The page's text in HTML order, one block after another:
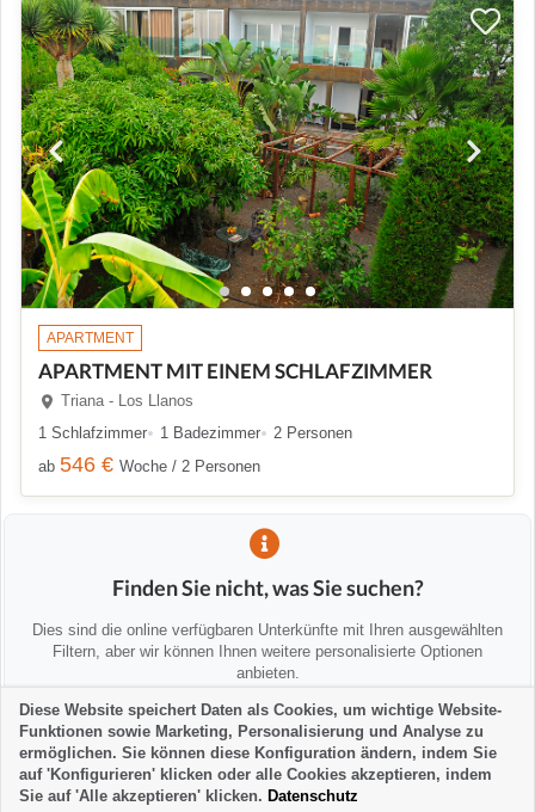
APARTMENT
APARTMENT MIT EINEM SCHLAFZIMMER
Triana - Los Llanos
1 Schlafzimmer
1 Badezimmer
2 Personen
ab 546 € Woche / 2 Personen
Finden Sie nicht, was Sie suchen?
Dies sind die online verfügbaren Unterkünfte mit Ihren ausgewählten
Filtern, aber wir können Ihnen weitere personalisierte Optionen
anbieten.
💡 Wir helfen Ihnen persönlich
Kontaktieren Sie uns, um Alternativen zu finden oder Sie zu beraten:
la-palma24@la-palma24.net
Diese Website speichert Daten als Cookies, um wichtige Website-
Funktionen sowie Marketing, Personalisierung und Analyse zu
ermöglichen. Sie können diese Konfiguration ändern, indem Sie
auf 'Konfigurieren' klicken oder alle Cookies akzeptieren, indem
Sie auf 'Alle akzeptieren' klicken. Datenschutz